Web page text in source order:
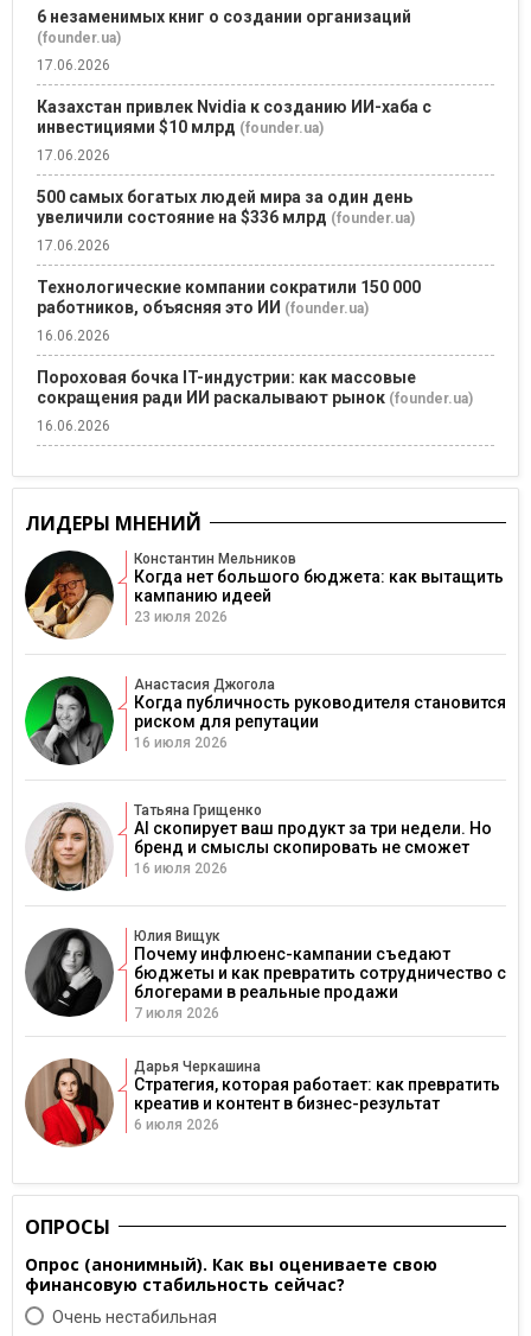
6 незаменимых книг о создании организаций
(founder.ua)
17.06.2026
Казахстан привлек Nvidia к созданию ИИ-хаба с
инвестициями $10 млрд (founder.ua)
17.06.2026
500 самых богатых людей мира за один день
увеличили состояние на $336 млрд (founder.ua)
17.06.2026
Технологические компании сократили 150 000
работников, объясняя это ИИ (founder.ua)
16.06.2026
Пороховая бочка IT-индустрии: как массовые
сокращения ради ИИ раскалывают рынок (founder.ua)
16.06.2026
ЛИДЕРЫ МНЕНИЙ
Константин Мельников
Когда нет большого бюджета: как вытащить
кампанию идеей
23 июля 2026
Анастасия Джогола
Когда публичность руководителя становится
риском для репутации
16 июля 2026
Татьяна Грищенко
AI скопирует ваш продукт за три недели. Но
бренд и смыслы скопировать не сможет
16 июля 2026
Юлия Вищук
Почему инфлюенс-кампании съедают
бюджеты и как превратить сотрудничество с
блогерами в реальные продажи
7 июля 2026
Дарья Черкашина
Стратегия, которая работает: как превратить
креатив и контент в бизнес-результат
6 июля 2026
ОПРОСЫ
Опрос (анонимный). Как вы оцениваете свою
финансовую стабильность сейчас?
Очень нестабильная